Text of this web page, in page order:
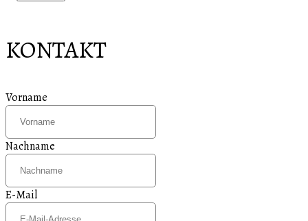
KONTAKT
Vorname
Nachname
E-Mail